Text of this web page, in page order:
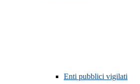
Enti pubblici vigilati